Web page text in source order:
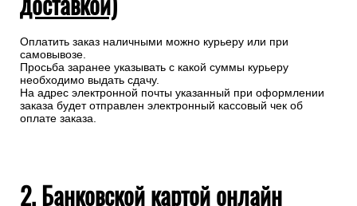
Оплатить заказ наличными можно курьеру или при
самовывозе.
Просьба заранее указывать с какой суммы курьеру
необходимо выдать сдачу.
На адрес электронной почты указанный при оформлении
заказа будет отправлен электронный кассовый чек об
оплате заказа.
2. Банковской картой онлайн